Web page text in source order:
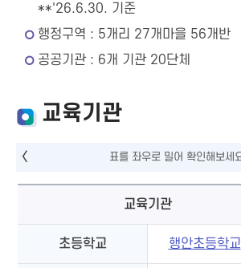
**'26.6.30. 기준
행정구역 : 5개리 27개마을 56개반
공공기관 : 6개 기관 20단체
교육기관
교육기관
초등학교 행안초등학교